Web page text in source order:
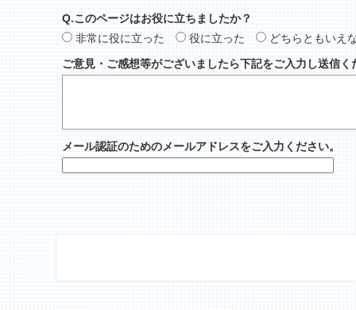
Q.このページはお役に立ちましたか？
非常に役に立った
役に立った
どちらともいえ
ご意見・ご感想等がございましたら下記をご入力し送信く
メール認証のためのメールアドレスをご入力ください。